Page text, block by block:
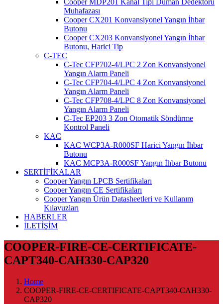
Cooper MDP201 Kanal Tipi Duman Dedektörü
Muhafazası
Cooper CX201 Konvansiyonel Yangın İhbar
Butonu
Cooper CX203 Konvansiyonel Yangın İhbar
Butonu, Harici Tip
C-TEC
C-Tec CFP702-4/LPC 2 Zon Konvansiyonel
Yangın Alarm Paneli
C-Tec CFP704-4/LPC 4 Zon Konvansiyonel
Yangın Alarm Paneli
C-Tec CFP708-4/LPC 8 Zon Konvansiyonel
Yangın Alarm Paneli
C-Tec EP203 3 Zon Otomatik Söndürme
Kontrol Paneli
KAC
KAC WCP3A-R000SF Harici Yangın İhbar
Butonu
KAC MCP3A-R000SF Yangın İhbar Butonu
SERTİFİKALAR
Cooper Yangın LPCB Sertifikaları
Cooper Yangın CE Sertifikaları
Cooper Yangın Ürün Datasheetleri ve Kullanım
Kılavuzları
HABERLER
İLETİŞİM
COOPER-FIRE-CE-CERTIFICATE-
CAPT340-CAH330-CAP320
Home
COOPER-FIRE-CE-CERTIFICATE-CAPT340-CAH330-
CAP320